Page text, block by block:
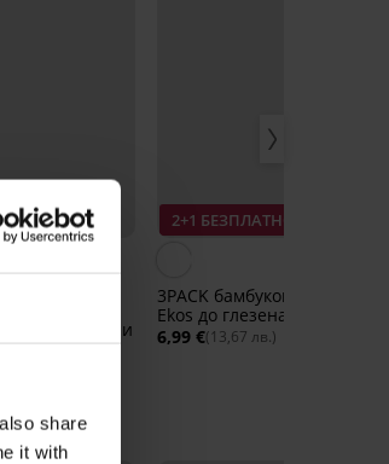
share
it with
чорапи
2+1 БЕЗПЛАТНО
3PACK бамбукови чорапи
Ekos до глезена
6,99 €(13,67 лв.)